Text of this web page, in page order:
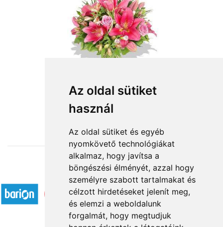
Az oldal sütiket
használ
Az oldal sütiket és egyéb
nyomkövető technológiákat
alkalmaz, hogy javítsa a
böngészési élményét, azzal hogy
személyre szabott tartalmakat és
célzott hirdetéseket jelenít meg,
és elemzi a weboldalunk
forgalmát, hogy megtudjuk
Mennyire mérges?
28 800 Ft-tól
Elfogadott fizetési módok